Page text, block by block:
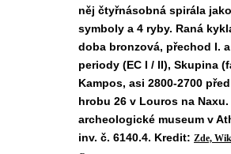
něj čtyřnásobná spirála
symboly a 4 ryby. Raná
doba bronzová, přechod I. a
periody (EC I / II), Skupina
Kampos, asi 2800-2700
hrobu 26 v Louros na
archeologické museum v
inv. č. 6140.4. Kredit: Zde,